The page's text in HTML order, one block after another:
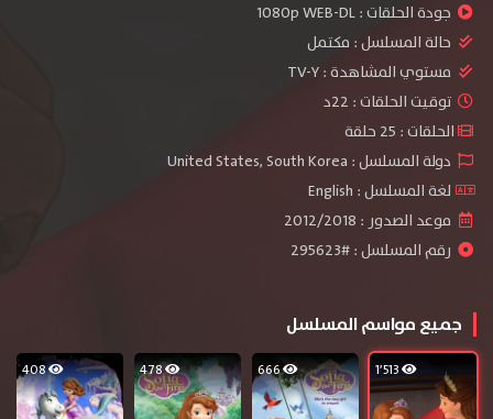
جودة الحلقات :1080p WEB-DL
حالة المسلسل : مكتمل
مستوي المشاهدة :TV-Y
توقيت الحلقات : 22د
الحلقات : 25 حلقة
دولة المسلسل : United States, South Korea
لغة المسلسل : English
موعد الصدور : 2012/2018
رقم المسلسل : #295623
جميع مواسم المسلسل
666
478
408